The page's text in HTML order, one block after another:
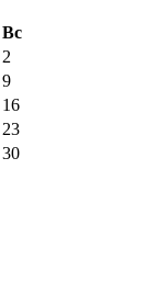
Вс
2
9
16
23
30